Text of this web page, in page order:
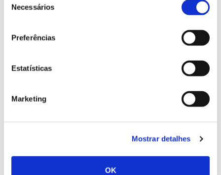
Necessários
Preferências
Estatísticas
Marketing
Mostrar detalhes
OK
Registar galhas de Trichi em acácia-das-espigas:
cidadãos chamados a ajudar
Natureza e florestas procuram jovens voluntários